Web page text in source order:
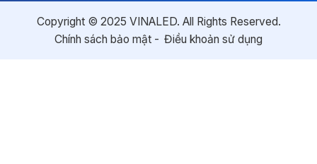
Copyright © 2025 VINALED. All Rights Reserved.
Chính sách bảo mật
Điều khoản sử dụng